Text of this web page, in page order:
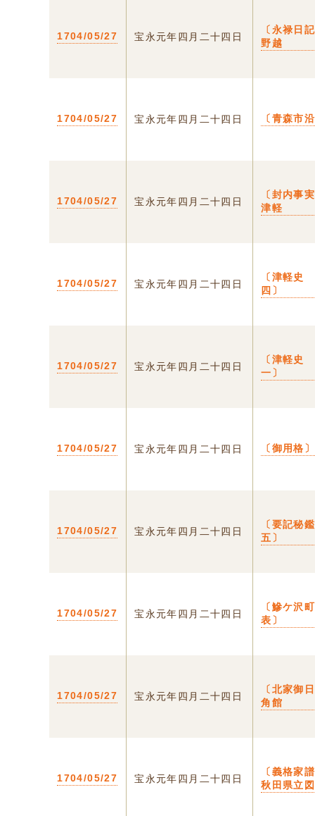
1704/05/27 宝永元年四月二十四日
〔永禄日
野越
1704/05/27 宝永元年四月二十四日 〔青森市
1704/05/27 宝永元年四月二十四日
〔封内事
津軽
1704/05/27 宝永元年四月二十四日
〔津軽史
四〕
1704/05/27 宝永元年四月二十四日
〔津軽史
一〕
1704/05/27 宝永元年四月二十四日 〔御用格
1704/05/27 宝永元年四月二十四日
〔要記秘
五〕
1704/05/27 宝永元年四月二十四日
〔鰺ケ沢
表〕
1704/05/27 宝永元年四月二十四日
〔北家御
角館
1704/05/27 宝永元年四月二十四日
〔義格家
秋田県立